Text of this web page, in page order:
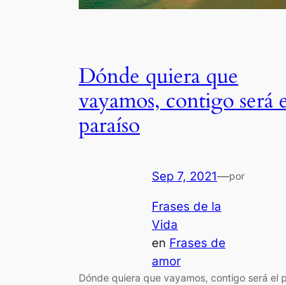
Dónde quiera que
vayamos, contigo será
paraíso
Sep 7, 2021—por
Frases de la
Vida
en Frases de
amor
Dónde quiera que vayamos, contigo será el